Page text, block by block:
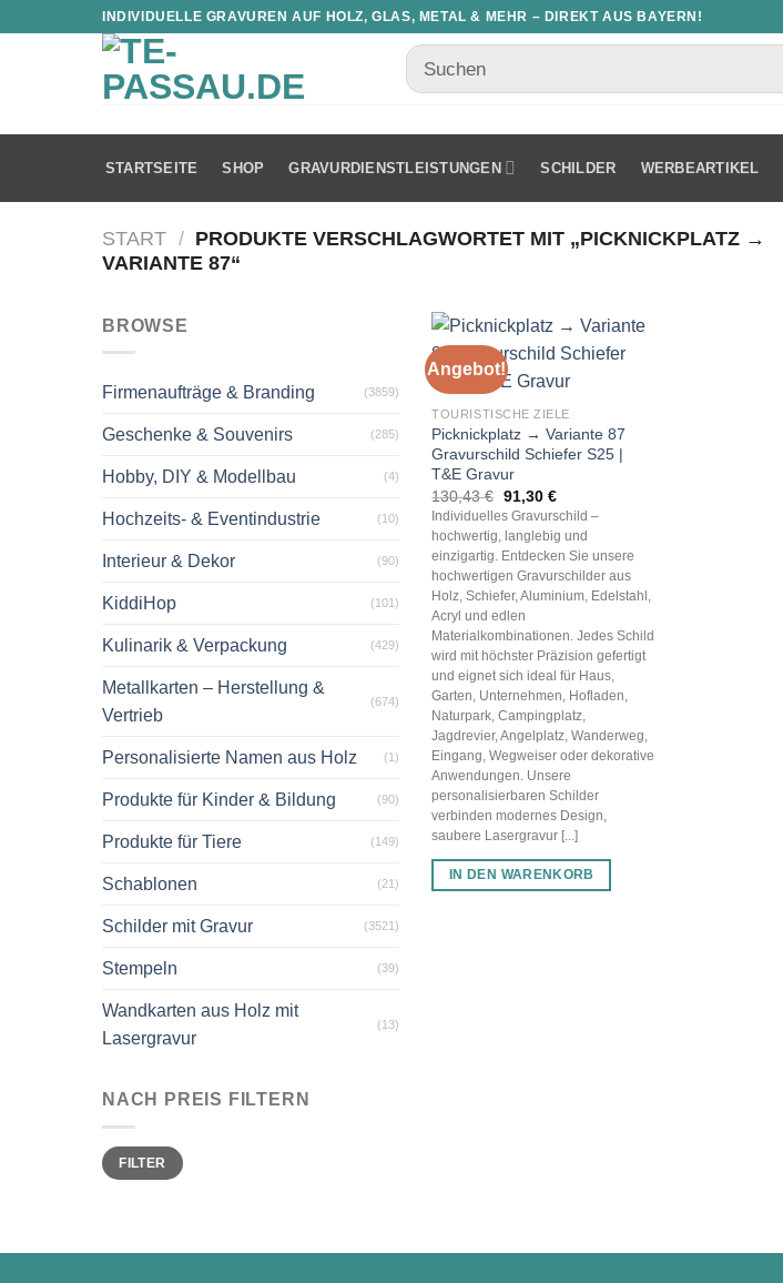
INDIVIDUELLE GRAVUREN AUF HOLZ, GLAS, METAL & MEHR – DIREKT AUS BAYERN!
STARTSEITE SHOP GRAVURDIENSTLEISTUNGEN SCHILDER WERBEARTIKEL
START / PRODUKTE VERSCHLAGWORTET MIT „PICKNICKPLATZ →
VARIANTE 87“
BROWSE
Firmenaufträge & Branding (3859)
Geschenke & Souvenirs (285)
Hobby, DIY & Modellbau (4)
Hochzeits- & Eventindustrie (10)
Interieur & Dekor (90)
KiddiHop (101)
Kulinarik & Verpackung (429)
Metallkarten – Herstellung &
Vertrieb
(674)
Personalisierte Namen aus Holz (1)
Produkte für Kinder & Bildung (90)
Produkte für Tiere (149)
Schablonen (21)
Schilder mit Gravur (3521)
Stempeln (39)
Wandkarten aus Holz mit
Lasergravur
(13)
NACH PREIS FILTERN
Min.
Preis
Max.
PreisFILTER
Angebot!
TOURISTISCHE ZIELE
Picknickplatz → Variante 87
Gravurschild Schiefer S25 |
T&E Gravur
130,43€ Ursprünglicher
Preis
war:
130,43 €
91,30 €Aktueller
Preis
ist:
91,30 €.
Individuelles Gravurschild –
hochwertig, langlebig und
einzigartig. Entdecken Sie unsere
hochwertigen Gravurschilder aus
Holz, Schiefer, Aluminium, Edelstahl,
Acryl und edlen
Materialkombinationen. Jedes Schild
wird mit höchster Präzision gefertigt
und eignet sich ideal für Haus,
Garten, Unternehmen, Hofladen,
Naturpark, Campingplatz,
Jagdrevier, Angelplatz, Wanderweg,
Eingang, Wegweiser oder dekorative
Anwendungen. Unsere
personalisierbaren Schilder
verbinden modernes Design,
saubere Lasergravur [...]
IN DEN WARENKORB